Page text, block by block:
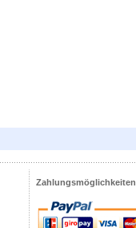
Zahlungsmöglichkeiten